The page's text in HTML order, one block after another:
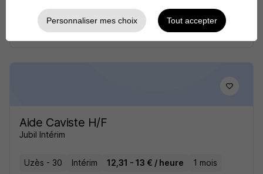
Voir l’offre
il y a 4 jours
Aide Caviste H/F
Jubil Intérim
Uzès - 30 Intérim 12,31 - 13 € / heure 1 mois
Personnaliser mes choix Tout accepter